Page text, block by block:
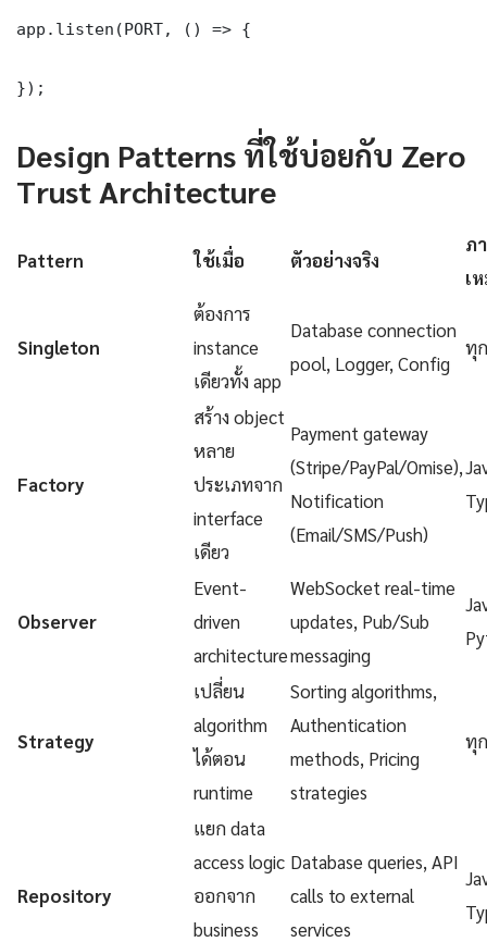
app.listen(PORT, () => {
});
Design Patterns ที่ใช้บ่อยกับ Zero
Trust Architecture
Pattern ใช้เมื่อ ตัวอย่างจริง
ภ
เ
Singleton
ต้องการ
instance
เดียวทั้ง app
Database connection
pool, Logger, Config
ทุ
Factory
สร้าง object
หลาย
ประเภทจาก
interface
เดียว
Payment gateway
(Stripe/PayPal/Omise),
Notification
(Email/SMS/Push)
Observer
Event-
driven
architecture
WebSocket real-time
updates, Pub/Sub
messaging
Strategy
เปลี่ยน
algorithm
ได้ตอน
runtime
Sorting algorithms,
Authentication
methods, Pricing
strategies
ทุ
Repository
แยก data
access logic
ออกจาก
business
Database queries, API
calls to external
services